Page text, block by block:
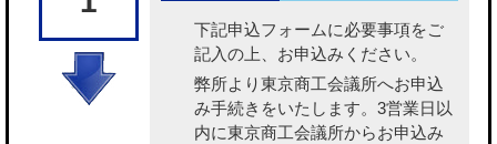
下記申込フォームに必要事項をご
記入の上、お申込みください。
弊所より東京商工会議所へお申込
み手続きをいたします。3営業日以
内に東京商工会議所からお申込み